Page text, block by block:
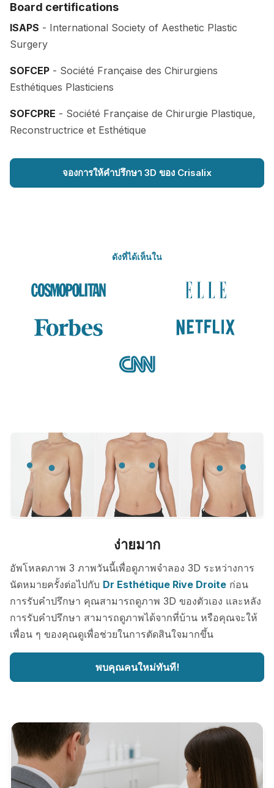
Board certifications
ISAPS - International Society of Aesthetic Plastic
Surgery
SOFCEP - Société Française des Chirurgiens
Esthétiques Plasticiens
SOFCPRE - Société Française de Chirurgie Plastique,
Reconstructrice et Esthétique
จองการให้คำปรึกษา 3D ของ Crisalix
ดังที่ได้เห็นใน
ง่ายมาก
อัพโหลดภาพ 3 ภาพวันนี้เพื่อดูภาพจำลอง 3D ระหว่างการ
นัดหมายครั้งต่อไปกับ Dr Esthétique Rive Droite ก่อน
การรับคำปรึกษา คุณสามารถดูภาพ 3D ของตัวเอง และหลัง
การรับคำปรึกษา สามารถดูภาพได้จากที่บ้าน หรือคุณจะให้
เพื่อน ๆ ของคุณดูเพื่อช่วยในการตัดสินใจมากขึ้น
พบคุณคนใหม่ทันที!